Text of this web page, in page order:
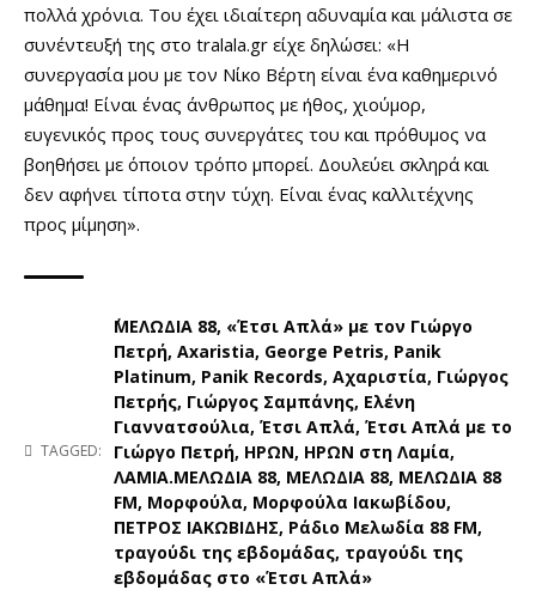
πολλά χρόνια. Του έχει ιδιαίτερη αδυναμία και μάλιστα σε
συνέντευξή της στο tralala.gr είχε δηλώσει: «Η
συνεργασία μου με τον Νίκο Βέρτη είναι ένα καθημερινό
μάθημα! Είναι ένας άνθρωπος με ήθος, χιούμορ,
ευγενικός προς τους συνεργάτες του και πρόθυμος να
βοηθήσει με όποιον τρόπο μπορεί. Δουλεύει σκληρά και
δεν αφήνει τίποτα στην τύχη. Είναι ένας καλλιτέχνης
προς μίμηση».
TAGGED:
΄ΜΕΛΩΔΙΑ 88, «Έτσι Απλά» με τον Γιώργο
Πετρή, Axaristia, George Petris, Panik
Platinum, Panik Records, Αχαριστία, Γιώργος
Πετρής, Γιώργος Σαμπάνης, Ελένη
Γιαννατσούλια, Έτσι Απλά, Έτσι Απλά με το
Γιώργο Πετρή, ΗΡΩΝ, ΗΡΩΝ στη Λαμία,
ΛΑΜΙΑ.ΜΕΛΩΔΙΑ 88, ΜΕΛΩΔΙΑ 88, ΜΕΛΩΔΙΑ 88
FM, Μορφούλα, Μορφούλα Ιακωβίδου,
ΠΕΤΡΟΣ ΙΑΚΩΒΙΔΗΣ, Ράδιο Μελωδία 88 FM,
τραγούδι της εβδομάδας, τραγούδι της
εβδομάδας στο «Έτσι Απλά»